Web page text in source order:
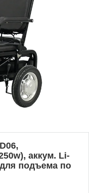
аккум. Li-
подъема по